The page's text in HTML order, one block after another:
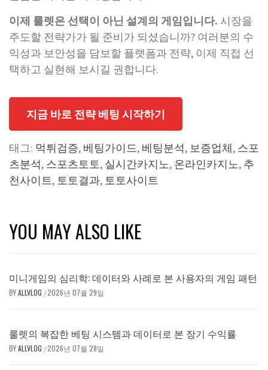
이제 룰렛은 선택이 아닌 설계의 게임입니다. 시장을
주도할 전략가가 될 준비가 되셨습니까? 여러분의 수
익성과 보안성을 담보할 플랫폼과 전략, 이제 직접 선
택하고 실현해 보시길 권합니다.
지금 바로 전략 베팅 시작하기
태그: 먹튀검증, 베팅가이드, 베팅분석, 보증업체, 스포
츠분석, 스포츠토토, 실시간카지노, 온라인카지노, 추
천사이트, 토토결과, 토토사이트
YOU MAY ALSO LIKE
미니게임의 심리학: 데이터와 사례로 본 사용자의 게임 패턴
BYALLVLOG /2026년 07월 29일
룰렛의 복잡한 베팅 시스템과 데이터로 본 장기 수익률
BYALLVLOG /2026년 07월 28일